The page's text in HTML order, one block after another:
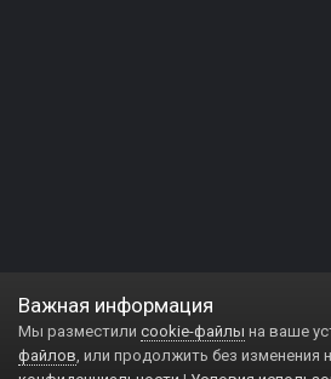
Важная информация
Мы разместили cookie-файлы на ваше
файлов, или продолжить без изменения